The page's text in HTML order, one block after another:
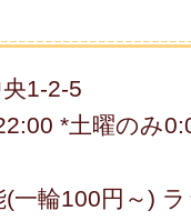
央1-2-5
*土曜のみ
一輪100円～)